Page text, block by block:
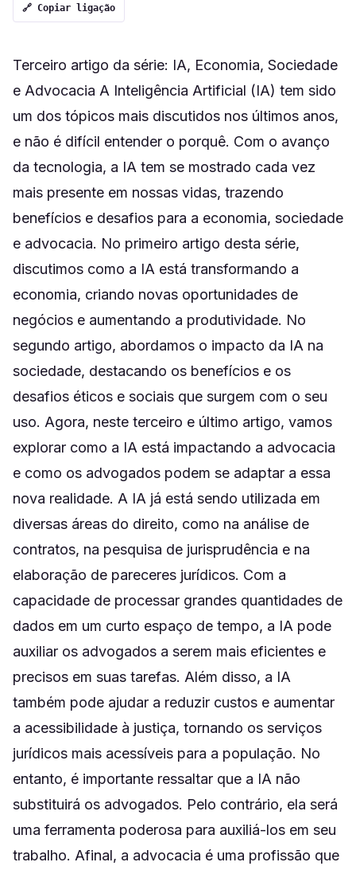
🔗 Copiar ligação
Terceiro artigo da série: IA, Economia, Sociedade
e Advocacia A Inteligência Artificial (IA) tem sido
um dos tópicos mais discutidos nos últimos anos,
e não é difícil entender o porquê. Com o avanço
da tecnologia, a IA tem se mostrado cada vez
mais presente em nossas vidas, trazendo
benefícios e desafios para a economia, sociedade
e advocacia. No primeiro artigo desta série,
discutimos como a IA está transformando a
economia, criando novas oportunidades de
negócios e aumentando a produtividade. No
segundo artigo, abordamos o impacto da IA na
sociedade, destacando os benefícios e os
desafios éticos e sociais que surgem com o seu
uso. Agora, neste terceiro e último artigo, vamos
explorar como a IA está impactando a advocacia
e como os advogados podem se adaptar a essa
nova realidade. A IA já está sendo utilizada em
diversas áreas do direito, como na análise de
contratos, na pesquisa de jurisprudência e na
elaboração de pareceres jurídicos. Com a
capacidade de processar grandes quantidades de
dados em um curto espaço de tempo, a IA pode
auxiliar os advogados a serem mais eficientes e
precisos em suas tarefas. Além disso, a IA
também pode ajudar a reduzir custos e aumentar
a acessibilidade à justiça, tornando os serviços
jurídicos mais acessíveis para a população. No
entanto, é importante ressaltar que a IA não
substituirá os advogados. Pelo contrário, ela será
uma ferramenta poderosa para auxiliá-los em seu
trabalho. Afinal, a advocacia é uma profissão que